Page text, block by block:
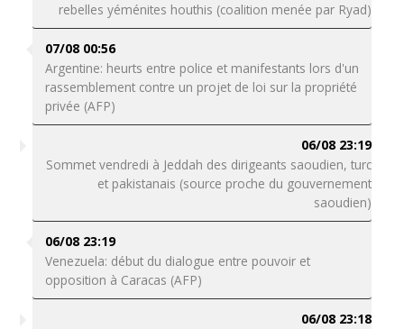
rebelles yéménites houthis (coalition menée par Ryad)
07/08 00:56
Argentine: heurts entre police et manifestants lors d'un
rassemblement contre un projet de loi sur la propriété
privée (AFP)
06/08 23:19
Sommet vendredi à Jeddah des dirigeants saoudien, turc
et pakistanais (source proche du gouvernement
saoudien)
06/08 23:19
Venezuela: début du dialogue entre pouvoir et
opposition à Caracas (AFP)
06/08 23:18